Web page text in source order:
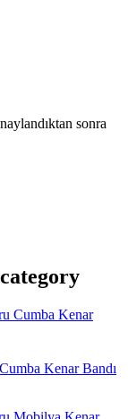
sonra
Kenar Bandı